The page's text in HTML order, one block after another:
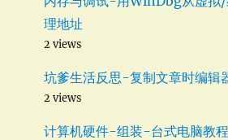
理地址
2 views
坑爹生活反思-复制文章时编辑
2 views
计算机硬件-组装-台式电脑教程